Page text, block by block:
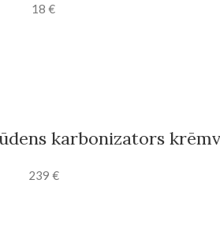
18 €
karbonizators
239 €